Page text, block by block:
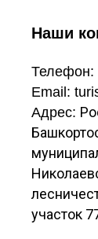
Наши
Телефон:
Email:
Адрес:
участок